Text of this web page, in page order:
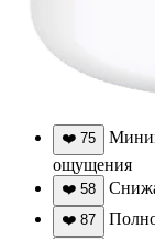
❤️ 75
ощущения
❤️ 58
❤️ 87